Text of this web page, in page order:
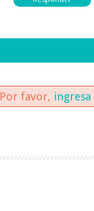
Por favor, ingresa